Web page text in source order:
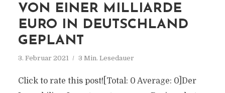
VON EINER MILLIARDE
EURO IN DEUTSCHLAND
GEPLANT
3. Februar 2021 3 Min. Lesedauer
Click to rate this post![Total: 0 Average: 0]Der